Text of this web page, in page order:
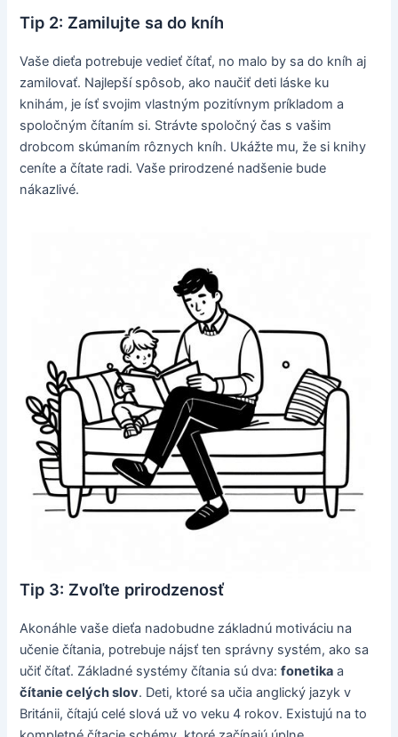
Tip 2: Zamilujte sa do kníh
Vaše dieťa potrebuje vedieť čítať, no malo by sa do kníh aj
zamilovať. Najlepší spôsob, ako naučiť deti láske ku
knihám, je ísť svojim vlastným pozitívnym príkladom a
spoločným čítaním si. Strávte spoločný čas s vašim
drobcom skúmaním rôznych kníh. Ukážte mu, že si knihy
ceníte a čítate radi. Vaše prirodzené nadšenie bude
nákazlivé.
Tip 3: Zvoľte prirodzenosť
Akonáhle vaše dieťa nadobudne základnú motiváciu na
učenie čítania, potrebuje nájsť ten správny systém, ako sa
učiť čítať. Základné systémy čítania sú dva:fonetika a
čítanie celých slov. Deti, ktoré sa učia anglický jazyk v
Británii, čítajú celé slová už vo veku 4 rokov. Existujú na to